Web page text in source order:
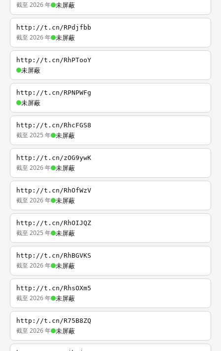
截至 2026 年 未屏蔽
http://t.cn/RPdjfbb
截至 2026 年 未屏蔽
http://t.cn/RhPTooY
未屏蔽
http://t.cn/RPNPWFg
未屏蔽
http://t.cn/RhcFGS8
截至 2025 年 未屏蔽
http://t.cn/zOG9ywK
截至 2026 年 未屏蔽
http://t.cn/RhOfWzV
截至 2026 年 未屏蔽
http://t.cn/RhOIJQZ
截至 2025 年 未屏蔽
http://t.cn/RhBGVKS
截至 2026 年 未屏蔽
http://t.cn/RhsOXm5
截至 2026 年 未屏蔽
http://t.cn/R75B8ZQ
截至 2026 年 未屏蔽